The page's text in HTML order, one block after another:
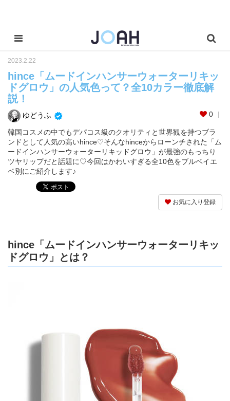
2023.2.22
hince「ムードインハンサーウォーターリキッ
ドグロウ」の人気色って？全10カラー徹底解
説！
ゆどうふ 0
韓国コスメの中でもデパコス級のクオリティと世界観を持つブラ
ンドとして人気の高いhince♡そんなhinceからローンチされた「ム
ードインハンサーウォーターリキッドグロウ」が最強のもっちり
ツヤリップだと話題に♡今回はかわいすぎる全10色をブルベイエ
ベ別にご紹介します♪
お気に入り登録
hince「ムードインハンサーウォーターリキッ
ドグロウ」とは？